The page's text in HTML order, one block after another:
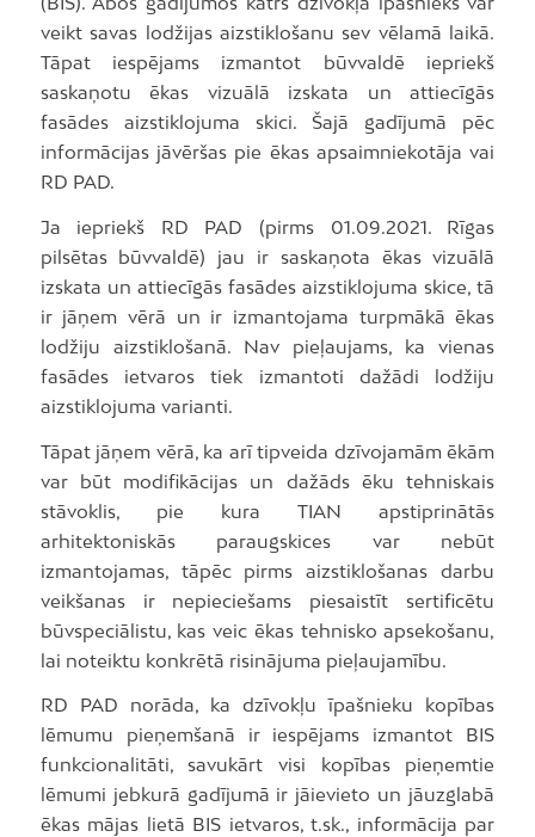
veikt savas lodžijas aizstiklošanu sev vēlamā laikā.
Tāpat iespējams izmantot būvvaldē iepriekš
saskaņotu ēkas vizuālā izskata un attiecīgās
fasādes aizstiklojuma skici. Šajā gadījumā pēc
informācijas jāvēršas pie ēkas apsaimniekotāja vai
RD PAD.
Ja iepriekš RD PAD (pirms 01.09.2021. Rīgas
pilsētas būvvaldē) jau ir saskaņota ēkas vizuālā
izskata un attiecīgās fasādes aizstiklojuma skice, tā
ir jāņem vērā un ir izmantojama turpmākā ēkas
lodžiju aizstiklošanā. Nav pieļaujams, ka vienas
fasādes ietvaros tiek izmantoti dažādi lodžiju
aizstiklojuma varianti.
Tāpat jāņem vērā, ka arī tipveida dzīvojamām ēkām
var būt modifikācijas un dažāds ēku tehniskais
stāvoklis, pie kura TIAN apstiprinātās
arhitektoniskās paraugskices var nebūt
izmantojamas, tāpēc pirms aizstiklošanas darbu
veikšanas ir nepieciešams piesaistīt sertificētu
būvspeciālistu, kas veic ēkas tehnisko apsekošanu,
lai noteiktu konkrētā risinājuma pieļaujamību.
RD PAD norāda, ka dzīvokļu īpašnieku kopības
lēmumu pieņemšanā ir iespējams izmantot BIS
funkcionalitāti, savukārt visi kopības pieņemtie
lēmumi jebkurā gadījumā ir jāievieto un jāuzglabā
ēkas mājas lietā BIS ietvaros, t.sk., informācija par